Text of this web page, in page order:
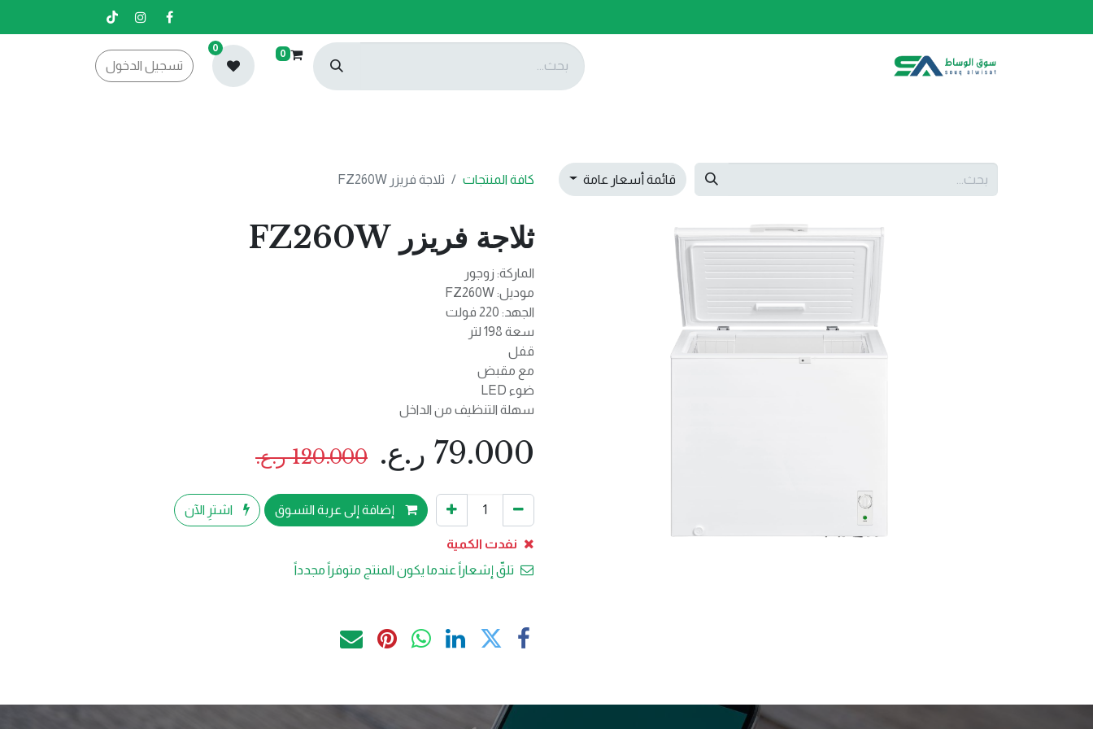
0
0
تسجيل الدخول
قائمة أسعار عامة كافة المنتجات ثلاجة فريزر FZ260W
ثلاجة فريزر FZ260W
الماركة: زوجور
موديل: FZ260W
الجهد: 220 فولت
سعة 198 لتر
قفل
مع مقبض
ضوء LED
سهلة التنظيف من الداخل
79.000 ر.ع. 120.000ر.ع.
إضافة إلى عربة التسوق اشترِ الآن
نفدت الكمية
تلقّ إشعاراً عندما يكون المنتج متوفراً مجدداً